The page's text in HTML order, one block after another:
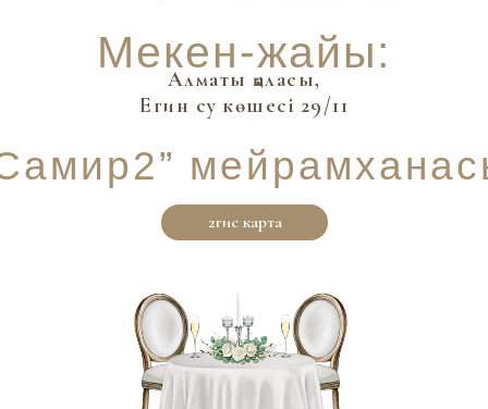
Мекен-жайы:
Алматы қаласы,
Егин су көшесі 29/11
2гис карта